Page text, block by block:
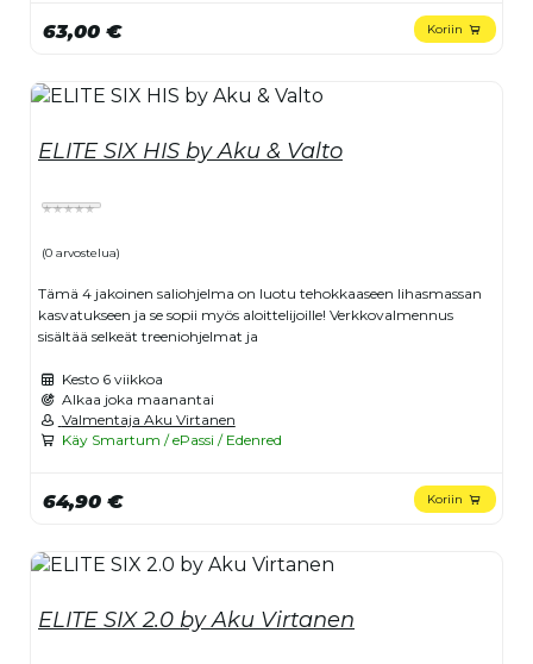
63,00 € Koriin
ELITE SIX HIS by Aku & Valto
(0 arvostelua)
Tämä 4 jakoinen saliohjelma on luotu tehokkaaseen lihasmassan
kasvatukseen ja se sopii myös aloittelijoille! Verkkovalmennus
sisältää selkeät treeniohjelmat ja
Kesto 6 viikkoa
Alkaa joka maanantai
Valmentaja Aku Virtanen
Käy Smartum / ePassi / Edenred
64,90 € Koriin
ELITE SIX 2.0 by Aku Virtanen